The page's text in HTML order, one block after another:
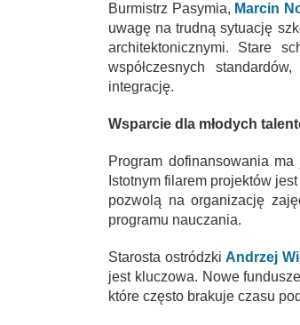
Burmistrz Pasymia, Marcin
uwagę na trudną sytuację
architektonicznymi. Stare
współczesnych
integrację.
Wsparcie dla młodych
Program dofinansowania
Istotnym filarem projektów
pozwolą na organizację
programu nauczania.
Starosta ostródzkiAndrzej
jest kluczowa. Nowe
które często brakuje czasu